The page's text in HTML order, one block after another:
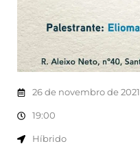
26 de novembro de 2021
19:00
Híbrido